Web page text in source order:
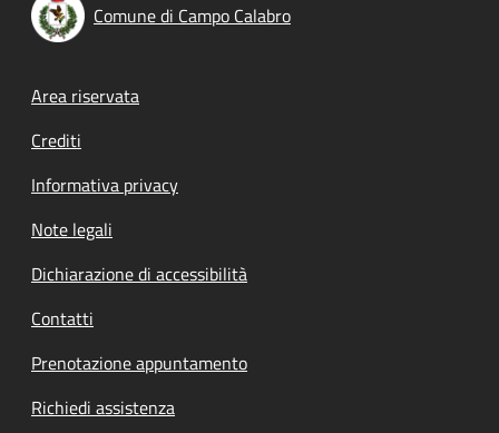
Comune di Campo Calabro
Footer menu
Area riservata
Crediti
Informativa privacy
Note legali
Dichiarazione di accessibilità
Contatti
Prenotazione appuntamento
Richiedi assistenza